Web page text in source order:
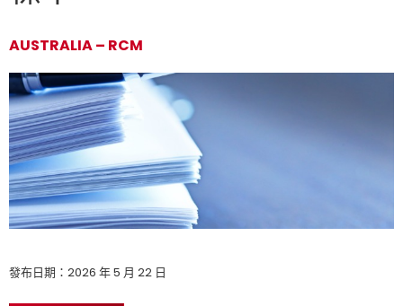
AUSTRALIA – RCM
發布日期：2026 年 5 月 22 日